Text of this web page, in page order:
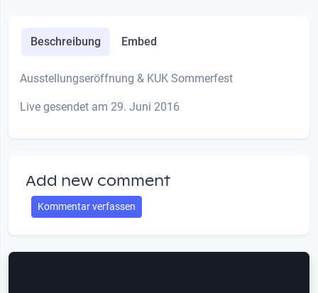
Beschreibung Embed
Ausstellungseröffnung & KUK Sommerfest
Live gesendet am 29. Juni 2016
Add new comment
Kommentar verfassen